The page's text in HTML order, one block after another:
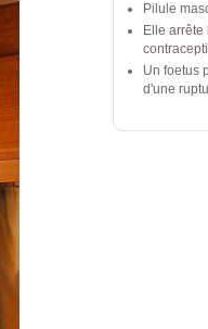
Pilule
Elle
Un foetus
d'une